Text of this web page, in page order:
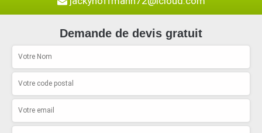
Demande de devis gratuit